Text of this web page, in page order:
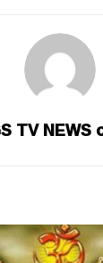
TV NEWS